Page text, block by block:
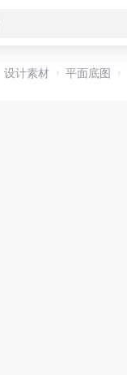
设计素材 平面底图